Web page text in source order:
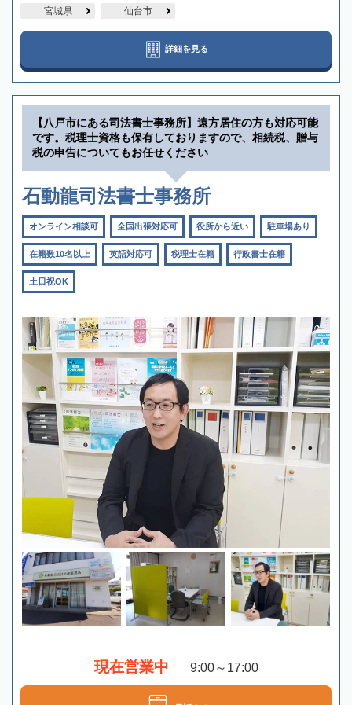
宮城県 仙台市
詳細を見る
【八戸市にある司法書士事務所】遠方居住の方も対応可能
です。税理士資格も保有しておりますので、相続税、贈与
税の申告についてもお任せください
石動龍司法書士事務所
オンライン相談可 全国出張対応可 役所から近い 駐車場あり
在籍数10名以上 英語対応可 税理士在籍 行政書士在籍
土日祝OK
現在営業中 9:00～17:00